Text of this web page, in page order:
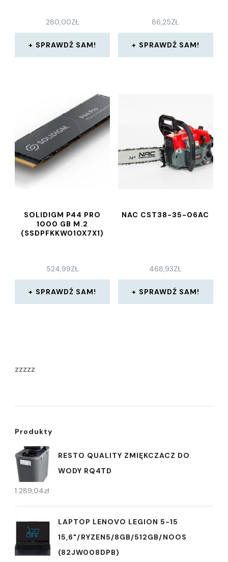
280,00ZŁ
SPRAWDŹ SAM!
86,25ZŁ
SPRAWDŹ SAM!
SOLIDIGM P44 PRO
1000 GB M.2
(SSDPFKKW010X7X1)
524,99ZŁ
SPRAWDŹ SAM!
NAC CST38-35-06AC
468,93ZŁ
SPRAWDŹ SAM!
zzzzz
Produkty
RESTO QUALITY ZMIĘKCZACZ DO
WODY RQ4TD
1 289,04zł
LAPTOP LENOVO LEGION 5-15
15,6"/RYZEN5/8GB/512GB/NOOS
(82JW008DPB)